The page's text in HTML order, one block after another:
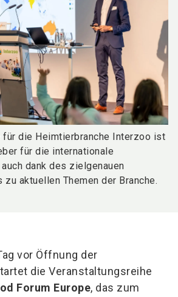
die Heimtierbranche Interzoo ist
für die internationale
dank des zielgenauen
zu aktuellen Themen der Branche.
vor Öffnung der
die Veranstaltungsreihe
Forum Europe, das zum